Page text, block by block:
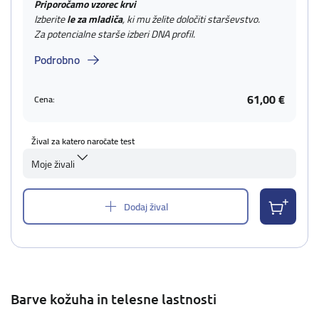
Priporočamo vzorec krvi
Izberitele za mladiča, ki mu želite določiti starševstvo.
Za potencialne starše izberi DNA profil.
Podrobno
Cena: 61,00 €
Žival za katero naročate test
Moje živali
Dodaj žival
Barve kožuha in telesne lastnosti